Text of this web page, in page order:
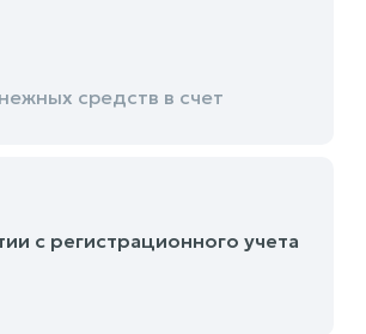
средств в счет
с регистрационного учета